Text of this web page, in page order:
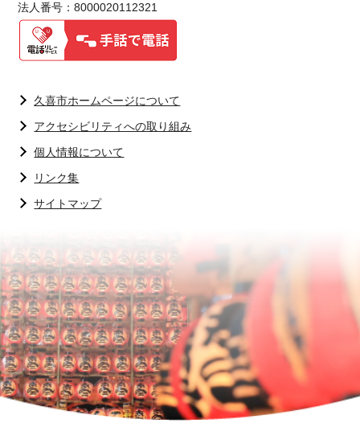
法人番号：8000020112321
久喜市ホームページについて
アクセシビリティへの取り組み
個人情報について
リンク集
サイトマップ